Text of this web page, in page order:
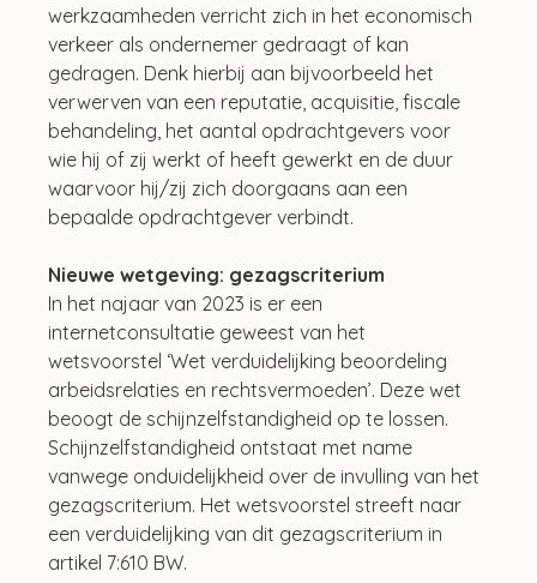
werkzaamheden verricht zich in het economisch
verkeer als ondernemer gedraagt of kan
gedragen. Denk hierbij aan bijvoorbeeld het
verwerven van een reputatie, acquisitie, fiscale
behandeling, het aantal opdrachtgevers voor
wie hij of zij werkt of heeft gewerkt en de duur
waarvoor hij/zij zich doorgaans aan een
bepaalde opdrachtgever verbindt.
Nieuwe wetgeving: gezagscriterium
In het najaar van 2023 is er een
internetconsultatie geweest van het
wetsvoorstel ‘Wet verduidelijking beoordeling
arbeidsrelaties en rechtsvermoeden’. Deze wet
beoogt de schijnzelfstandigheid op te lossen.
Schijnzelfstandigheid ontstaat met name
vanwege onduidelijkheid over de invulling van het
gezagscriterium. Het wetsvoorstel streeft naar
een verduidelijking van dit gezagscriterium in
artikel 7:610 BW.